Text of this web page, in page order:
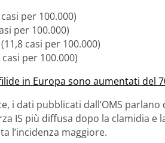
per 100.000)
per 100.000)
casi per 100.000)
per 100.000)
in Europa sono aumentati del
i dati pubblicati dall’OMS
IS più diffusa dopo la clamidia
l’incidenza maggiore.